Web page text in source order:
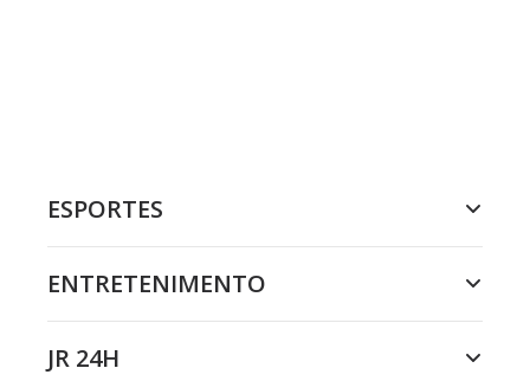
ESPORTES
ENTRETENIMENTO
JR 24H